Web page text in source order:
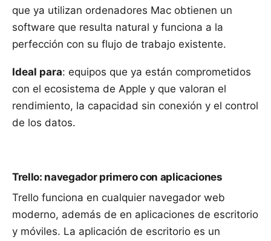
que ya utilizan ordenadores Mac obtienen un
software que resulta natural y funciona a la
perfección con su flujo de trabajo existente.
Ideal para: equipos que ya están comprometidos
con el ecosistema de Apple y que valoran el
rendimiento, la capacidad sin conexión y el control
de los datos.
Trello: navegador primero con aplicaciones
Trello funciona en cualquier navegador web
moderno, además de en aplicaciones de escritorio
y móviles. La aplicación de escritorio es un